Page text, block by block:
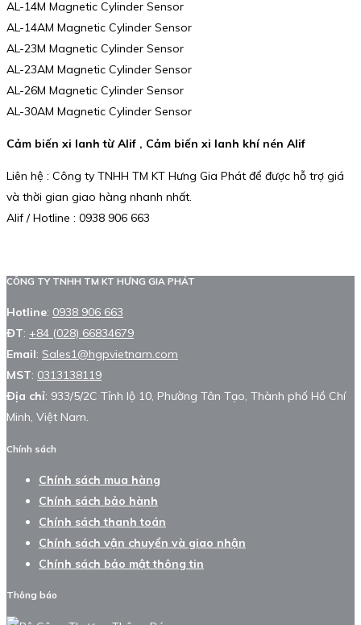
AL-14M Magnetic Cylinder Sensor
AL-14AM Magnetic Cylinder Sensor
AL-23M Magnetic Cylinder Sensor
AL-23AM Magnetic Cylinder Sensor
AL-26M Magnetic Cylinder Sensor
AL-30AM Magnetic Cylinder Sensor
Cảm biến xi lanh từ Alif , Cảm biến xi lanh khí nén Alif
Liên hệ : Công ty TNHH TM KT Hưng Gia Phát để được hỗ trợ giá
và thời gian giao hàng nhanh nhất.
Alif / Hotline : 0938 906 663
CÔNG TY TNHH TM KT HƯNG GIA PHÁT
Hotline: 0938 906 663
ĐT: +84 (028) 66834679
Email: Sales1@hgpvietnam.com
MST: 0313138119
Địa chỉ: 933/5/2C Tỉnh lộ 10, Phường Tân Tạo, Thành phố Hồ Chí
Minh, Việt Nam.
Chính sách
Chính sách mua hàng
Chính sách bảo hành
Chính sách thanh toán
Chính sách vận chuyển và giao nhận
Chính sách bảo mật thông tin
Thông báo